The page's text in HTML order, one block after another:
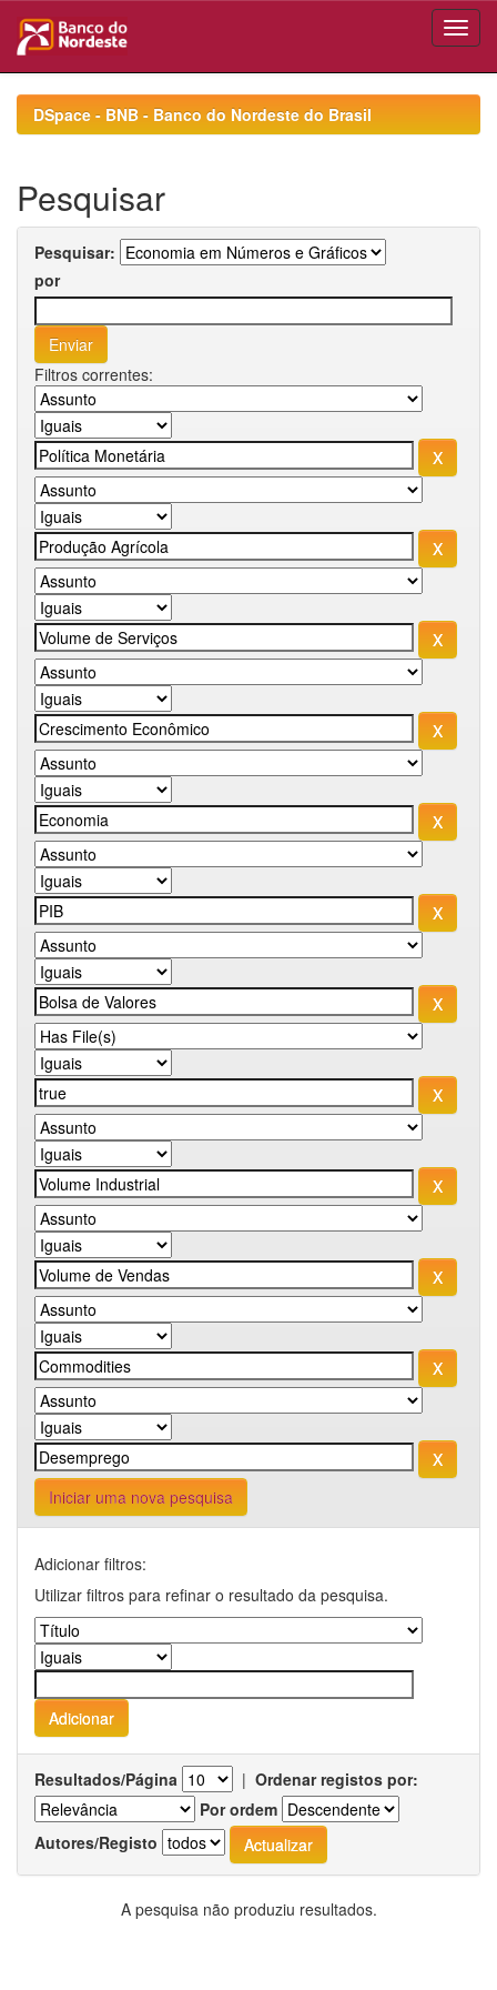
navigationDSpace - BNB - Banco do Nordeste do Brasil
Pesquisar
Pesquisar:
por
Filtros correntes:
Iniciar uma nova pesquisa
Adicionar filtros:
Utilizar filtros para refinar o resultado da pesquisa.
Resultados/Página | Ordenar registos por:
Por ordem
Autores/Registo
A pesquisa não produziu resultados.